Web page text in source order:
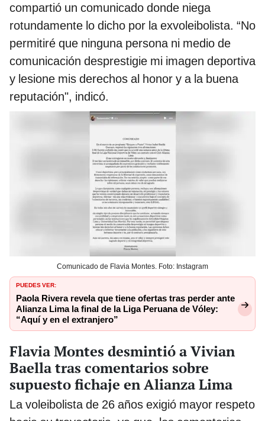
compartió un comunicado donde niega
rotundamente lo dicho por la exvoleibolista. “No
permitiré que ninguna persona ni medio de
comunicación desprestigie mi imagen deportiva
y lesione mis derechos al honor y a la buena
reputación", indicó.
Comunicado de Flavia Montes. Foto: Instagram
PUEDES VER:
Paola Rivera revela que tiene ofertas tras perder ante
Alianza Lima la final de la Liga Peruana de Vóley:
“Aquí y en el extranjero”
Flavia Montes desmintió a Vivian
Baella tras comentarios sobre
supuesto fichaje en Alianza Lima
La voleibolista de 26 años exigió mayor respeto